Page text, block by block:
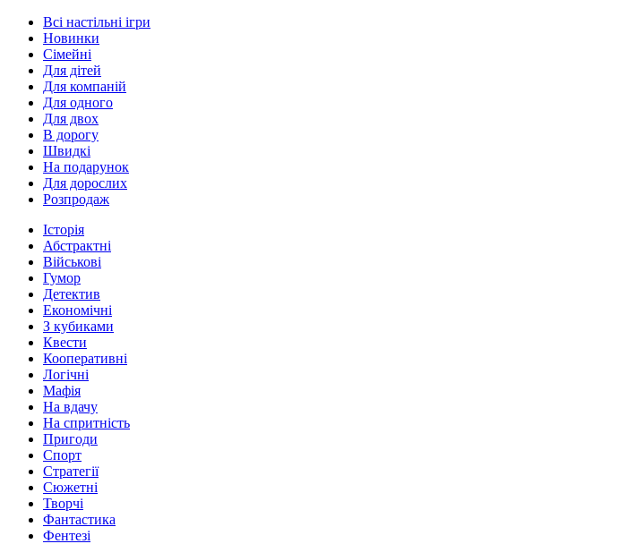
Всі настільні ігри
Новинки
Сімейні
Для дітей
Для компаній
Для одного
Для двох
В дорогу
Швидкі
На подарунок
Для дорослих
Розпродаж
Історія
Абстрактні
Військові
Гумор
Детектив
Економічні
З кубиками
Квести
Кооперативні
Логічні
Мафія
На вдачу
На спритність
Пригоди
Спорт
Стратегії
Сюжетні
Творчі
Фантастика
Фентезі